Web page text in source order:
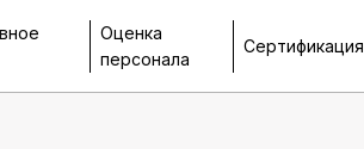
Оценка
персонала
Сертификация